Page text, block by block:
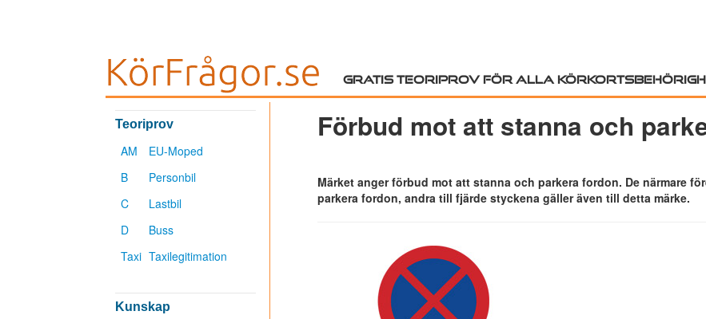
Gratis teoriprov för alla
Teoriprov
AM
EU-Moped
B
Personbil
C
Lastbil
D
Buss
Taxi Taxilegitimation
Kunskap
Förbud mot att stanna och
Märket anger förbud mot att stanna och parkera fordon. De närmare
parkera fordon, andra till fjärde styckena gäller även till detta märke.